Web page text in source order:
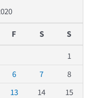
F S S
1
6 7
8
13 14
15